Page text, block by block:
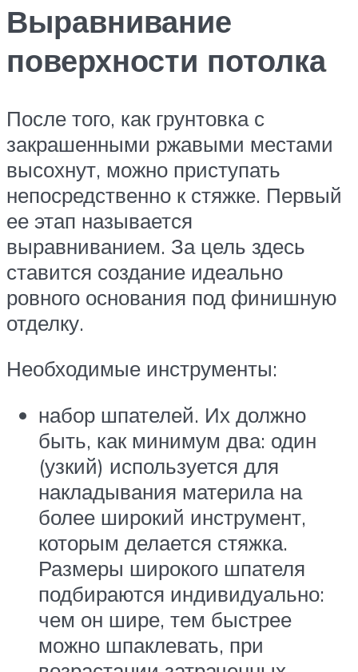
Выравнивание
поверхности потолка
После того, как грунтовка с
закрашенными ржавыми местами
высохнут, можно приступать
непосредственно к стяжке. Первый
ее этап называется
выравниванием. За цель здесь
ставится создание идеально
ровного основания под финишную
отделку.
Необходимые инструменты:
набор шпателей. Их должно
быть, как минимум два: один
(узкий) используется для
накладывания материла на
более широкий инструмент,
которым делается стяжка.
Размеры широкого шпателя
подбираются индивидуально:
чем он шире, тем быстрее
можно шпаклевать, при